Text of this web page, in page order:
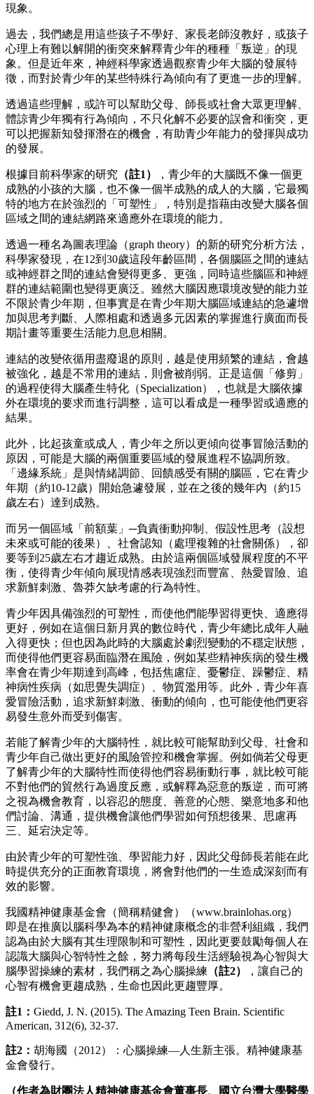
現象。
過去，我們總是用這些孩子不學好、家長老師沒教好，或孩子
心理上有難以解開的衝突來解釋青少年的種種「叛逆」的現
象。但是近年來，神經科學家透過觀察青少年大腦的發展特
徵，而對於青少年的某些特殊行為傾向有了更進一步的理解。
透過這些理解，或許可以幫助父母、師長或社會大眾更理解、
體諒青少年獨有行為傾向，不只化解不必要的誤會和衝突，更
可以把握新知發揮潛在的機會，有助青少年能力的發揮與成功
的發展。
根據目前科學家的研究 （註1）
，青少年的大腦既不像一個更
成熟的小孩的大腦，也不像一個半成熟的成人的大腦，它最獨
特的地方在於強烈的「可塑性」，特別是指藉由改變大腦各個
區域之間的連結網路來適應外在環境的能力。
透過一種名為圖表理論（graph theory）的新的研究分析方法，
科學家發現，在12到30歲這段年齡區間，各個腦區之間的連結
或神經群之間的連結會變得更多、更強，同時這些腦區和神經
群的連結範圍也變得更廣泛。雖然大腦因應環境改變的能力並
不限於青少年期，但事實是在青少年期大腦區域連結的急遽增
加與思考判斷、人際相處和透過多元因素的掌握進行廣面而長
期計畫等重要生活能力息息相關。
連結的改變依循用盡廢退的原則，越是使用頻繁的連結，會越
被強化，越是不常用的連結，則會被削弱。正是這個「修剪」
的過程使得大腦產生特化（Specialization），也就是大腦依據
外在環境的要求而進行調整，這可以看成是一種學習或適應的
結果。
此外，比起孩童或成人，青少年之所以更傾向從事冒險活動的
原因，可能是大腦的兩個重要區域的發展進程不協調所致。
「邊緣系統」是與情緒調節、回饋感受有關的腦區，它在青少
年期（約10-12歲）開始急遽發展，並在之後的幾年內（約15
歲左右）達到成熟。
而另一個區域「前額葉」─負責衝動抑制、假設性思考（設想
未來或可能的後果）、社會認知（處理複雜的社會關係），卻
要等到25歲左右才趨近成熟。由於這兩個區域發展程度的不平
衡，使得青少年傾向展現情感表現強烈而豐富、熱愛冒險、追
求新鮮刺激、魯莽欠缺考慮的行為特性。
青少年因具備強烈的可塑性，而使他們能學習得更快、適應得
更好，例如在這個日新月異的數位時代，青少年總比成年人融
入得更快；但也因為此時的大腦處於劇烈變動的不穩定狀態，
而使得他們更容易面臨潛在風險，例如某些精神疾病的發生機
率會在青少年期達到高峰，包括焦慮症、憂鬱症、躁鬱症、精
神病性疾病（如思覺失調症）、物質濫用等。此外，青少年喜
愛冒險活動，追求新鮮刺激、衝動的傾向，也可能使他們更容
易發生意外而受到傷害。
若能了解青少年的大腦特性，就比較可能幫助到父母、社會和
青少年自己做出更好的風險管控和機會掌握。例如倘若父母更
了解青少年的大腦特性而使得他們容易衝動行事，就比較可能
不對他們的貿然行為過度反應，或解釋為惡意的叛逆，而可將
之視為機會教育，以容忍的態度、善意的心態、樂意地多和他
們討論、溝通，提供機會讓他們學習如何預想後果、思慮再
三、延宕決定等。
由於青少年的可塑性強、學習能力好，因此父母師長若能在此
時提供充分的正面教育環境，將會對他們的一生造成深刻而有
效的影響。
我國精神健康基金會（簡稱精健會）（www.brainlohas.org）
即是在推廣以腦科學為本的精神健康概念的非營利組織，我們
認為由於大腦有其生理限制和可塑性，因此更要鼓勵每個人在
認識大腦與心智特性之餘，努力將每段生活經驗視為心智與大
腦學習操練的素材，我們稱之為心腦操練 （註2）
，讓自己的
心智有機會更趨成熟，生命也因此更趨豐厚。
註1： Giedd, J. N. (2015). The Amazing Teen Brain. Scientific
American, 312(6), 32-37.
註2： 胡海國（2012）：心腦操練—人生新主張。精神健康基
金會發行。
（作者為財團法人精神健康基金會董事長、國立台灣大學醫學